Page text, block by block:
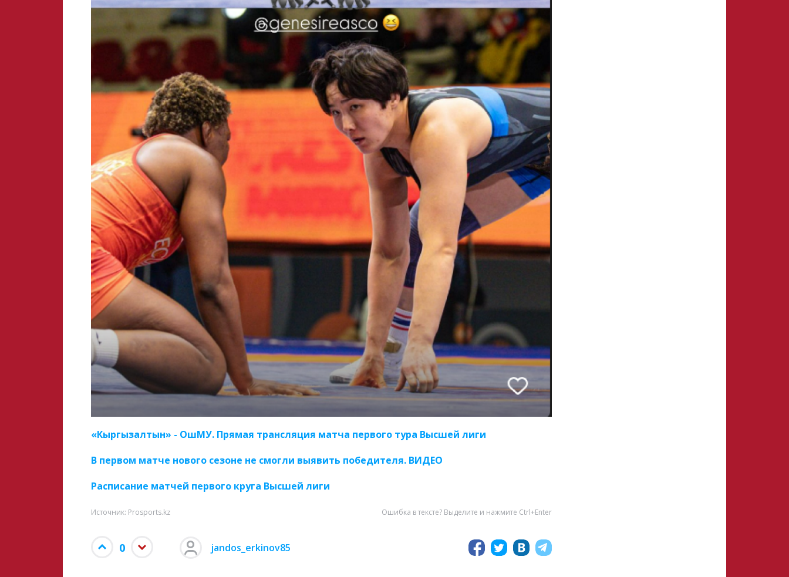
«Кыргызалтын» - ОшМУ. Прямая трансляция матча первого тура Высшей лиги
В первом матче нового сезоне не смогли выявить победителя. ВИДЕО
Расписание матчей первого круга Высшей лиги
Источник: Prosports.kz Ошибка в тексте? Выделите и нажмите Ctrl+Enter
0 jandos_erkinov85